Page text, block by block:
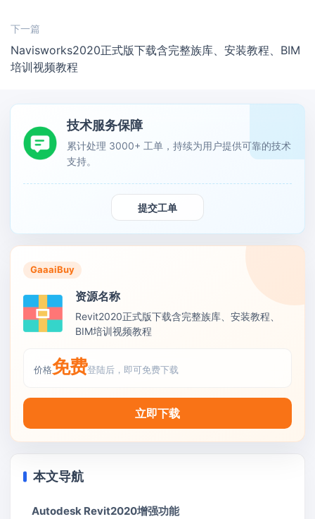
下一篇
Navisworks2020正式版下载含完整族库、安装教程、BIM
培训视频教程
技术服务保障
累计处理 3000+ 工单，持续为用户提供可靠的技术
支持。
提交工单
GaaaiBuy
资源名称
Revit2020正式版下载含完整族库、安装教程、
BIM培训视频教程
价格免费登陆后，即可免费下载
立即下载
本文导航
Autodesk Revit2020增强功能